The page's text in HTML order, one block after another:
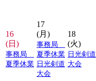
16
(日)
事務局
夏季休業
17
(月)
事務局
夏季休業
日光剣道
大会
18
(火)
日光剣道
大会